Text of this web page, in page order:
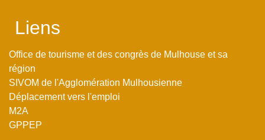
Liens
Office de tourisme et des congrès de Mulhouse et sa
région
SIVOM de l'Agglomération Mulhousienne
Déplacement vers l'emploi
M2A
GPPEP